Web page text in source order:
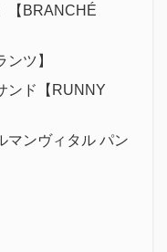
【BRANCHÉ
ツ】
ンド【RUNNY
マンヴィタル パン